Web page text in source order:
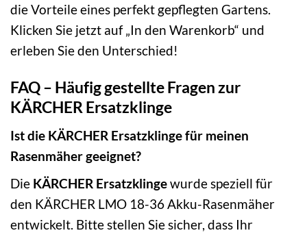
die Vorteile eines perfekt gepflegten Gartens.
Klicken Sie jetzt auf „In den Warenkorb“ und
erleben Sie den Unterschied!
FAQ – Häufig gestellte Fragen zur
KÄRCHER Ersatzklinge
Ist die KÄRCHER Ersatzklinge für meinen
Rasenmäher geeignet?
Die KÄRCHER Ersatzklingewurde speziell für
den KÄRCHER LMO 18-36 Akku-Rasenmäher
entwickelt. Bitte stellen Sie sicher, dass Ihr